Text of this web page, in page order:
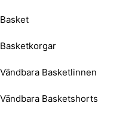
Basket
Basketkorgar
Vändbara Basketlinnen
Vändbara Basketshorts